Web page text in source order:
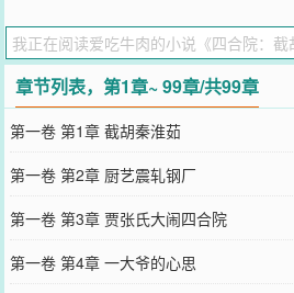
第一个女人，被宠成全院最幸福的女人
万倍暴击，粮食、布料、票证源源不断
秋叶老师，被他的才华和担当打动；明
倒追他；家底丰厚的娄晓娥，更是带着
各异的美人，都被魅力折服，心甘情愿陪
了！易中海养老算盘落空，贾张氏撒泼被
坑得倾家荡产。靠着多子多福系统，娶妻
升到厂长，住洋房、开汽车，儿女绕膝、
的四合院，彻底变成了属于他的幸福大院！
您要是觉得《 四合院：截胡秦淮茹觉醒多
忘记向您QQ群和微博微信里的朋友推荐哦
章节列表，第1章~ 99章/共99章
第一卷 第1章 截胡秦淮茹
第一卷 第2章 厨艺震轧钢厂
第一卷 第3章 贾张氏大闹四合院
第一卷 第4章 一大爷的心思